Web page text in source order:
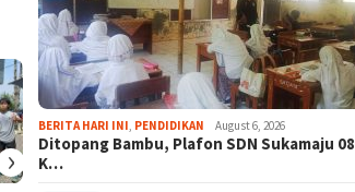
›
BERITA HARI INI PENDIDIKAN August 6, 2026
Ditopang Bambu, Plafon SDN Sukamaju 08
K…